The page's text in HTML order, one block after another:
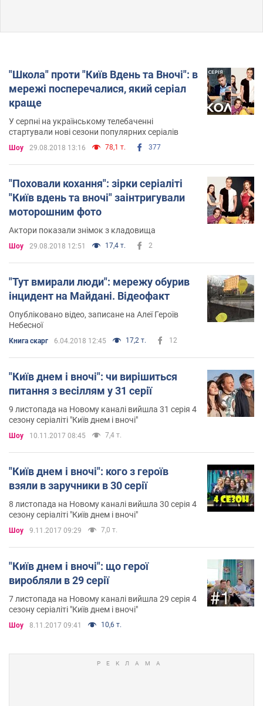
"Школа" проти "Київ Вдень та Вночі": в
мережі посперечалися, який серіал
краще
У серпні на українському телебаченні
стартували нові сезони популярних серіалів
Шоу 29.08.2018 13:16 78,1 т. 377
"Поховали кохання": зірки серіаліті
"Київ вдень та вночі" заінтригували
моторошним фото
Актори показали знімок з кладовища
Шоу 29.08.2018 12:51 17,4 т. 2
"Тут вмирали люди": мережу обурив
інцидент на Майдані. Відеофакт
Опубліковано відео, записане на Алеї Героїв
Небесної
Книга скарг 6.04.2018 12:45 17,2 т. 12
"Київ днем ​​і вночі": чи вирішиться
питання з весіллям у 31 серії
9 листопада на Новому каналі вийшла 31 серія 4
сезону серіаліті "Київ днем ​​і вночі"
Шоу 10.11.2017 08:45 7,4 т.
"Київ днем ​​і вночі": кого з героїв
взяли в заручники в 30 серії
8 листопада на Новому каналі вийшла 30 серія 4
сезону серіаліті "Київ днем ​​і вночі"
Шоу 9.11.2017 09:29 7,0 т.
"Київ днем ​​і вночі": що герої
виробляли в 29 серії
7 листопада на Новому каналі вийшла 29 серія 4
сезону серіаліті "Київ днем ​​і вночі"
Шоу 8.11.2017 09:41 10,6 т.